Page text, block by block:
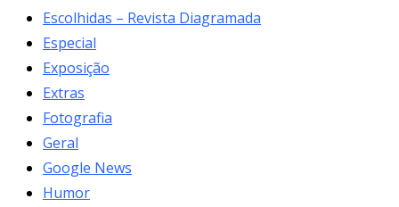
Escolhidas – Revista Diagramada
Especial
Exposição
Extras
Fotografia
Geral
Google News
Humor